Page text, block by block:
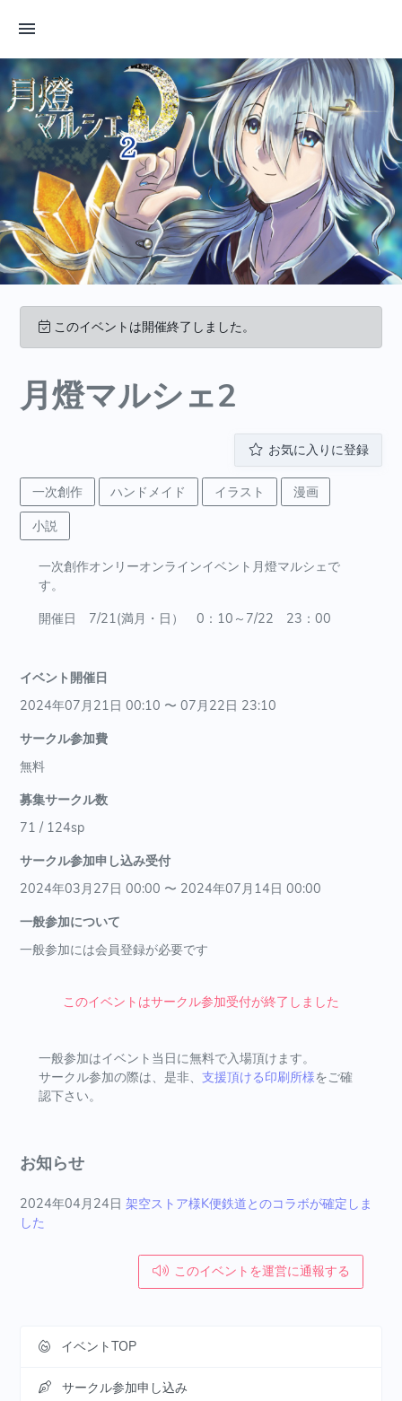
このイベントは開催終了しました。
月燈マルシェ2
お気に入りに登録
一次創作 ハンドメイド イラスト
漫画
小説
一次創作オンリーオンラインイベント月燈マルシェで
す。
開催日 7/21(満月・日） 0：10～7/22 23：00
イベント開催日
2024年07月21日 00:10 〜 07月22日 23:10
サークル参加費
無料
募集サークル数
71 / 124sp
サークル参加申し込み受付
2024年03月27日 00:00 〜 2024年07月14日 00:00
一般参加について
一般参加には会員登録が必要です
このイベントはサークル参加受付が終了しました
一般参加はイベント当日に無料で入場頂けます。
サークル参加の際は、是非、 支援頂ける印刷所様をご確
認下さい。
お知らせ
2024年04月24日 架空ストア様K便鉄道とのコラボが確定しま
した
このイベントを運営に通報する
イベントTOP
サークル参加申し込み